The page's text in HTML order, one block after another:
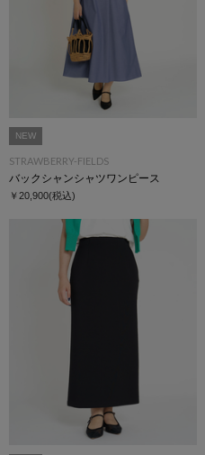
NEW
STRAWBERRY-FIELDS
バックシャンシャツワンピース
￥20,900(税込)